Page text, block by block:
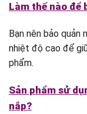
Làm thế nào để
Bạn nên bảo
nhiệt độ cao để
phẩm.
Sản phẩm sử
nắp?